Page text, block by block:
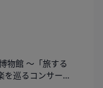
物館 ～「旅する
を巡るコンサート